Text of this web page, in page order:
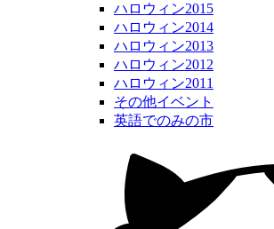
ハロウィン2015
ハロウィン2014
ハロウィン2013
ハロウィン2012
ハロウィン2011
その他イベント
英語でのみの市